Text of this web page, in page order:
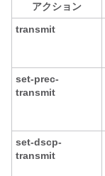
アクション
transmit
set-prec-
transmit
set-dscp-
transmit